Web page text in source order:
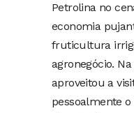
Petrolina no
economia
fruticultura
agronegócio.
aproveitou a
pessoalmente o